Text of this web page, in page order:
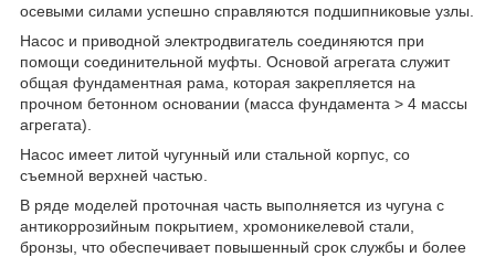
осевыми силами успешно справляются подшипниковые узлы.
Насос и приводной электродвигатель соединяются при
помощи соединительной муфты. Основой агрегата служит
общая фундаментная рама, которая закрепляется на
прочном бетонном основании (масса фундамента > 4 массы
агрегата).
Насос имеет литой чугунный или стальной корпус, со
съемной верхней частью.
В ряде моделей проточная часть выполняется из чугуна с
антикоррозийным покрытием, хромоникелевой стали,
бронзы, что обеспечивает повышенный срок службы и более